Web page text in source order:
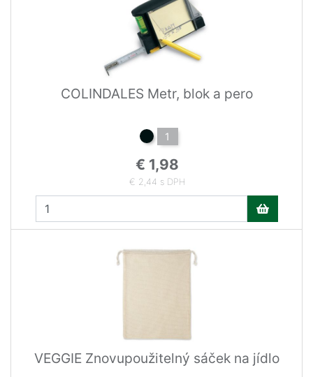
COLINDALES Metr, blok a pero
1
€ 1,98
€ 2,44 s DPH
VEGGIE Znovupoužitelný sáček na jídlo